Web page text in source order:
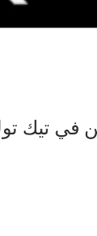
2 مواقع لزيادة